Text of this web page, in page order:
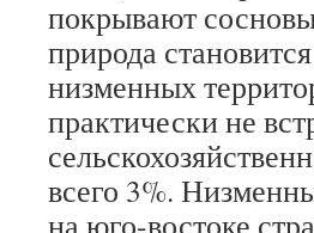
покрывают
природа
низменных
практически не
всего 3%.
на юго-востоке